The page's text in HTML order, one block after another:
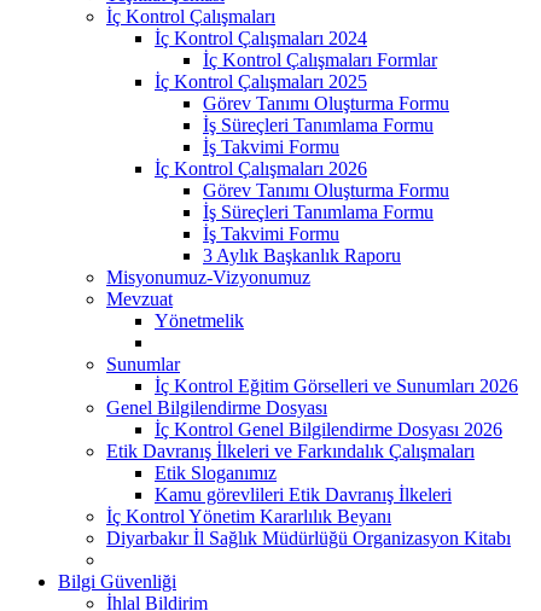
İç Kontrol Çalışmaları
İç Kontrol Çalışmaları 2024
İç Kontrol Çalışmaları Formlar
İç Kontrol Çalışmaları 2025
Görev Tanımı Oluşturma Formu
İş Süreçleri Tanımlama Formu
İş Takvimi Formu
İç Kontrol Çalışmaları 2026
Görev Tanımı Oluşturma Formu
İş Süreçleri Tanımlama Formu
İş Takvimi Formu
3 Aylık Başkanlık Raporu
Misyonumuz-Vizyonumuz
Mevzuat
Yönetmelik
Sunumlar
İç Kontrol Eğitim Görselleri ve Sunumları 2026
Genel Bilgilendirme Dosyası
İç Kontrol Genel Bilgilendirme Dosyası 2026
Etik Davranış İlkeleri ve Farkındalık Çalışmaları
Etik Sloganımız
Kamu görevlileri Etik Davranış İlkeleri
İç Kontrol Yönetim Kararlılık Beyanı
Diyarbakır İl Sağlık Müdürlüğü Organizasyon Kitabı
Bilgi Güvenliği
İhlal Bildirim